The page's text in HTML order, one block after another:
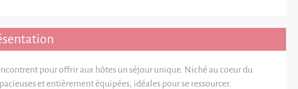
pour offrir aux hôtes un séjour unique. Niché au coeur du
et entièrement équipées, idéales pour se ressourcer.